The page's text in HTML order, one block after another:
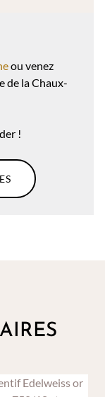
ou venez
de la Chaux-
!